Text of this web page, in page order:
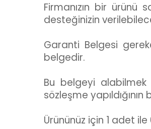
Firmanızın bir
desteğinizin
Garanti Belgesi
belgedir.
Bu belgeyi
sözleşme
Ürününüz için 1 adet